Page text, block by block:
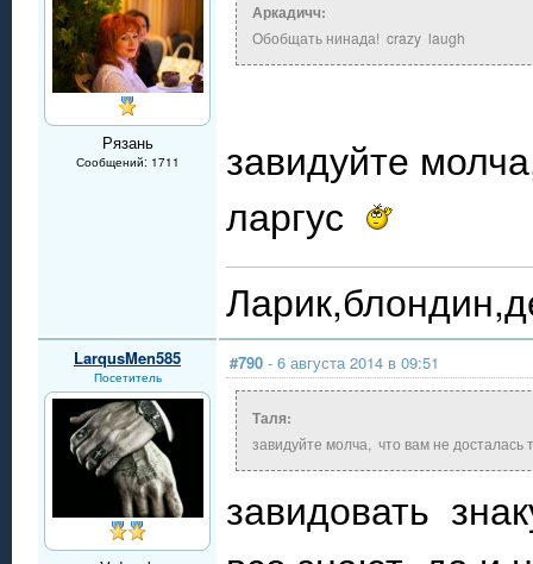
Рязань
Сообщений: 1711
Аркадичч:
Обобщать нинада! crazy laugh
завидуйте
ларгус
LarqusMen585
Посетитель
#790 - 6 августа 2014 в 09:51
Таля:
завидуйте молча, что вам не досталась
завидовать